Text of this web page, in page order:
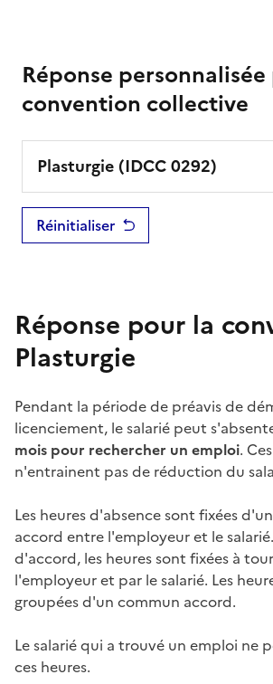
Réponse
convention collective
Plasturgie (IDCC0292)
Réinitialiser
Réponse pour la
Plasturgie
Pendant la période de préavisde
licenciement, le salarié peut
mois pour rechercher un emploi.
n'entrainent pas de réduction du
Les heures d'absence sont fixées
accord entre l'employeur et le
d'accord, les heures sont fixées à
l'employeur et par le salarié. Les
groupées d'un commun accord.
Le salarié qui a trouvé un emploi ne
ces heures.